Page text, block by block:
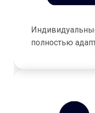
полностью